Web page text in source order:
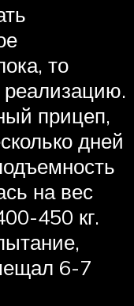
то
прицеп,
дней
на вес
450 кг.
6-7